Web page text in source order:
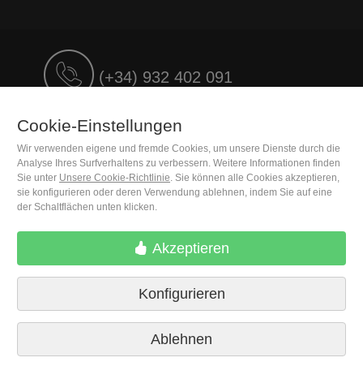
(+34) 932 402 091
M. Moleiro Editor, S.A.
Travesera de Gracia, 17
E08021 Barcelona (Spain)
Cookie-Einstellungen
Wir verwenden eigene und fremde Cookies, um unsere Dienste durch die
Analyse Ihres Surfverhaltens zu verbessern. Weitere Informationen finden
Sie unter Unsere Cookie-Richtlinie. Sie können alle Cookies akzeptieren,
sie konfigurieren oder deren Verwendung ablehnen, indem Sie auf eine
der Schaltflächen unten klicken.
Akzeptieren
Konfigurieren
Ablehnen